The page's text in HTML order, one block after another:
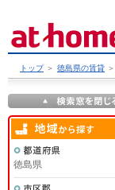
トップ ＞ 徳島県の賃貸 ＞
徳島県